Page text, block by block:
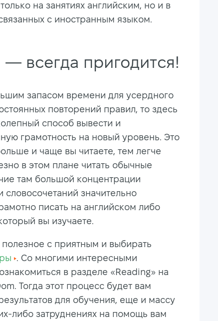
на занятиях английским, но и в
с иностранным языком.
— всегда пригодится!
запасом времени для усердного
повторений правил, то здесь
способ вывести и
грамотность на новый уровень. Это
и чаще вы читаете, тем легче
в этом плане читать обычные
там большой концентрации
значительно
писать на английском либо
вы изучаете.
с приятным и выбирать
. Со многими интересными
в разделе «Reading» на
Тогда этот процесс будет вам
для обучения, еще и массу
либо затруднениях на помощь вам